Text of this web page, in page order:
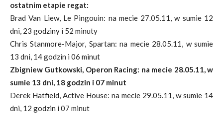
ostatnim etapie regat:
Brad Van Liew, Le Pingouin: na mecie 27.05.11, w sumie 12
dni, 23 godziny i 52 minuty
Chris Stanmore-Major, Spartan: na mecie 28.05.11, w sumie
13 dni, 14 godzin i 06 minut
Zbigniew Gutkowski, Operon Racing: na mecie 28.05.11, w
sumie 13 dni, 18 godzin i 07 minut
Derek Hatfield, Active House: na mecie 29.05.11, w sumie 14
dni, 12 godzin i 07 minut